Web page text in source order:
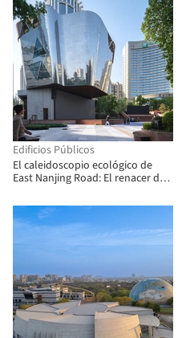
Edificios Públicos
El caleidoscopio ecológico de
East Nanjing Road: El renacer de